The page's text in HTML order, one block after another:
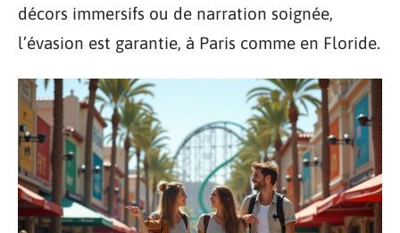
décors immersifs ou de narration soignée,
l’évasion est garantie, à Paris comme en Floride.